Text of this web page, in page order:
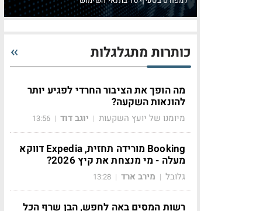
כותרות מתגלגלות
מה הופך את הציבור החרדי לפגיע יותר
להונאות השקעה?
מיומנו של יועץ השקעות | יוגב דוד |
13:56
Booking מורידה תחזית, Expedia דווקא
מעלה - מי מנצחת את קיץ 2026?
גלובל | מירב ארד |
13:28
רשות המסים באה לחפש, הבן שרף הכל